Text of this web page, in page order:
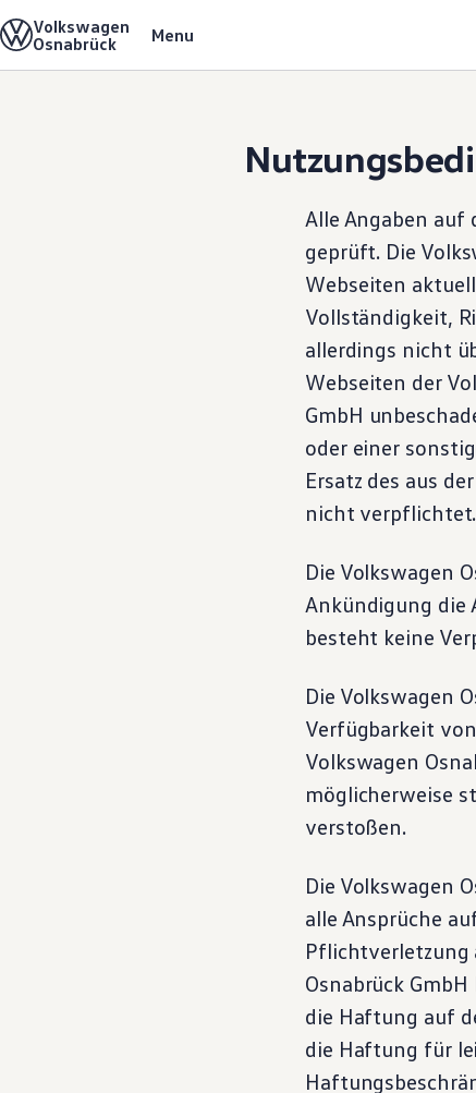
Volkswagen
Osnabrück
Menu
Das Unternehmen
Über uns
Unsere Unternehmenskultur
Home Nutzungsbedingungen & Datenschutz
Alle Angaben auf
geprüft. Die
Webseiten
Vollständigkeit,
allerdings nicht
Webseiten der
GmbH
oder einer
Ersatz des aus
nicht verpflichtet.
Die Volkswagen
Ankündigung die
besteht keine
Die Volkswagen
Verfügbarkeit
Volkswagen
möglicherweise
verstoßen.
Die Volkswagen
alle Ansprüche
Pflichtverletzung
Osnabrück
die Haftung auf
die Haftung für